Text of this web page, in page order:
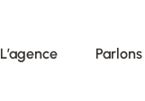
L’agence